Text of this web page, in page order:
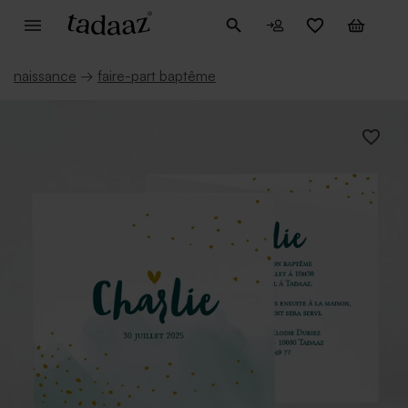
naissance → faire-part baptême